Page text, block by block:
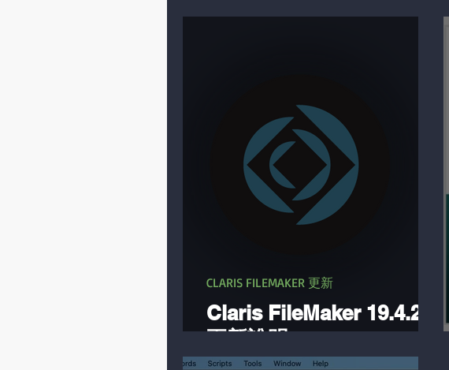
Claris FileMaker 19.4.2
更新說明
CLARIS FILEMAKER 更新